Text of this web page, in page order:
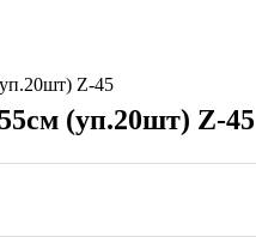
Z-45
(уп.20шт) Z-45